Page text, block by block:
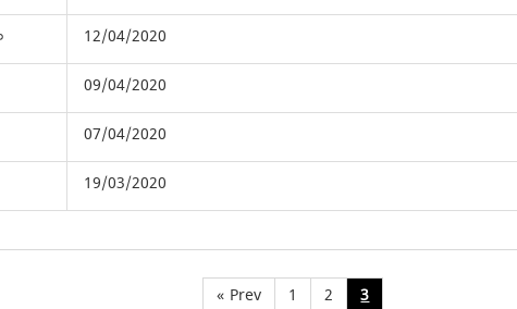
12/04/2020
09/04/2020
07/04/2020
19/03/2020
« Prev 1 2 3